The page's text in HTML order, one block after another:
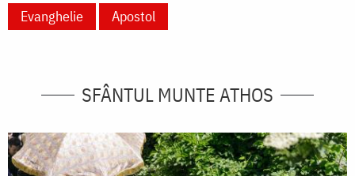
Evanghelie
Apostol
SFÂNTUL MUNTE ATHOS